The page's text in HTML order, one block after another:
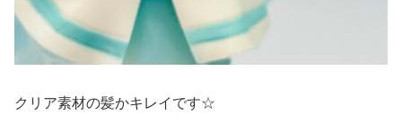
クリア素材の髪かキレイです☆